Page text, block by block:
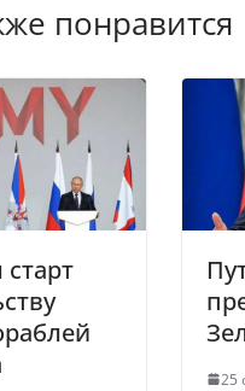
o
kl
a
ss
ni
ki
gr
a
m
e
dI
понравится
25